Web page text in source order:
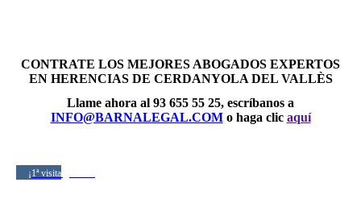
CONTRATE LOS MEJORES ABOGADOS EXPERTOS
EN HERENCIAS DE CERDANYOLA DEL VALLÈS
Llame ahora al 93 655 55 25, escríbanos a
INFO@BARNALEGAL.COMo haga clic aquí
¡1ª visita gratuita!